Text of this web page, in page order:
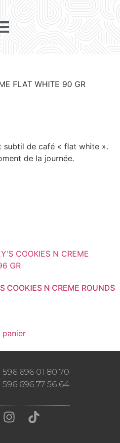
FLAT WHITE 90 GR
subtil de café « flat white ».
de la journée.
COOKIES N CREME ROUNDS
panier
596 696 01 80 70
596 696 77 56 64